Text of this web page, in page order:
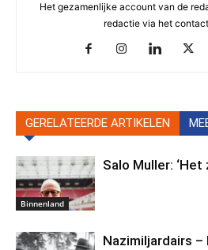
Het gezamenlijke account van de
redactie via het
GERELATEERDE ARTIKELEN
Binnenland
Salo Muller:
Nazimiljardairs –